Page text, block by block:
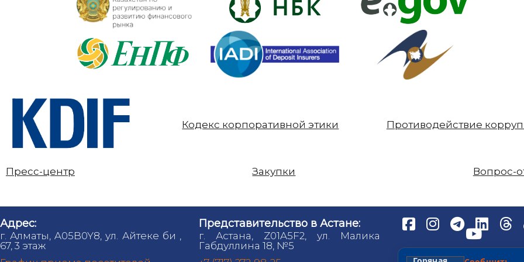
Кодекс корпоративной этики Противодействие
Пресс-центр Закупки Вопрос-
Адрес:
г. Алматы, A05B0Y8, ул. Айтеке би ,
67, 3 этаж
Представительство в Астане:
г. Астана, Z01A5F2, ул. Малика
Габдуллина 18, №5